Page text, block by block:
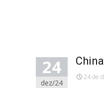
24
dez/24
24 de